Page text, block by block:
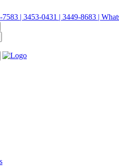
7583 | 3453-0431 | 3449-8683 |